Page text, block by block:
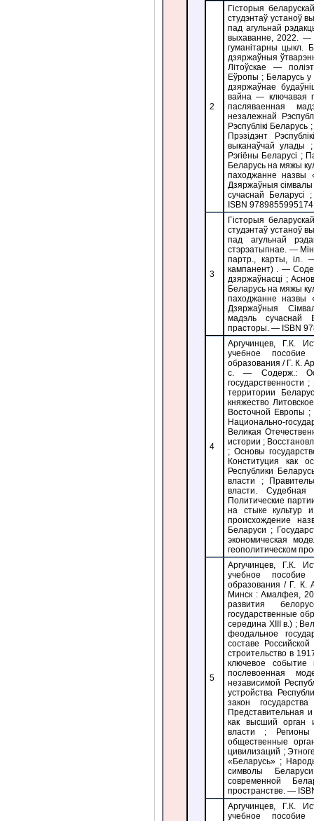
2
Гісторыя
студэнтаў устаноў
пад агульнай
выхаванне, 2022. —
гуманітарны
дзяржаўныя
Літоўскае —
Еўропы ; Беларусь у
дзяржаўнае
вайна — ключавая
пасляваенная
незалежнай
Рэспублікі
Прэзідэнт
выканаўчай улады
Рэгіёны Беларусі ;
Беларусь на мяжы
паходжанне назвы
Дзяржаўныя
сучаснай
ISBN
3
Гісторыя
студэнтаў устаноў
пад агульнай
стэрэатыпнае. —
партр., карты, іл.
кампанент) . —
дзяржаўнасці ;
Беларусь на мяжы
паходжанне назвы
Дзяржаўныя
мадэль сучаснай
прасторы. — ISBN
4
Аргучинцев, Г.К.
учебное пособие
образования / Г. К.
с. — Содерж.:
государственности
территории
княжество
Восточной Европы ;
Национально-
Великая
истории ;
; Основы
Конституция как
Республики
власти ;
власти.
Политические
на стыке культур
происхождение
Беларуси ;
экономическая
геополитическом
5
Аргучинцев, Г.К.
учебное пособие
образования / Г. К.
Минск : Амалфея,
развития
государственные
середина ХIIІ в.) ;
феодальное
составе
строительство в
ключевое
послевоенная
независимой
устройства
закон
Представительная
как высший орган
власти ;
общественные
цивилизаций ;
«Беларусь» ;
символы
современной
пространстве. —
Аргучинцев, Г.К.
учебное пособие